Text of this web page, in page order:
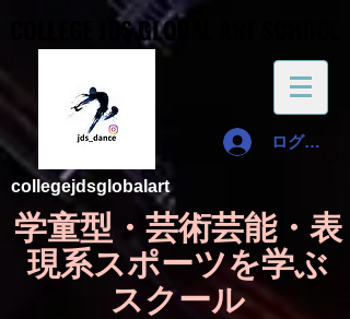
COLLEGE JDS GLOBAL ART SCHOOL
COLLEGE JDS GLOBAL ART SCHOOL
ログイン
collegejdsglobalart
​学童型・芸術芸能・表
現系スポーツを学ぶ
スクール​